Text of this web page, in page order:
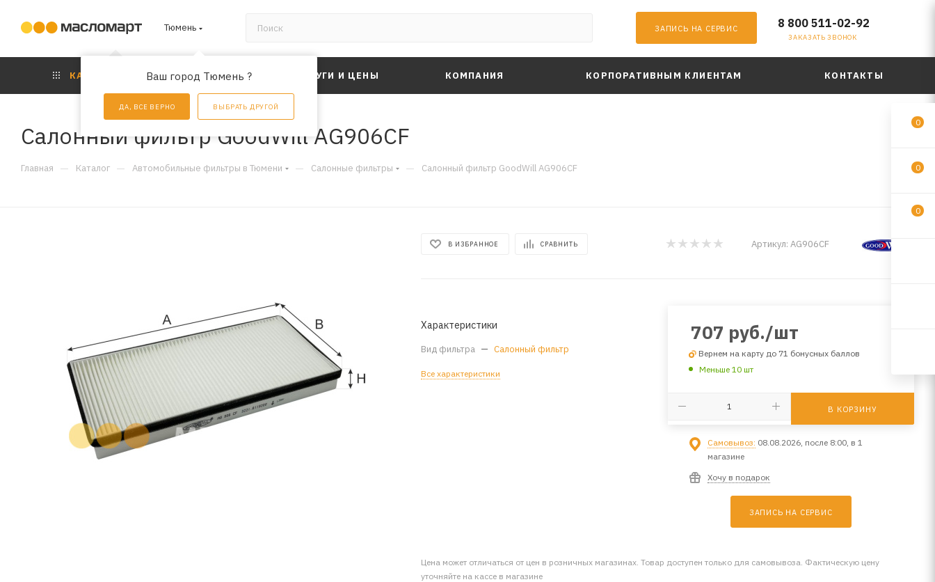
Тюмень
Ваш город Тюмень ?
ДА, ВСЕ ВЕРНО ВЫБРАТЬ ДРУГОЙ
ЗАПИСЬ НА СЕРВИС 8 800 511-02-92
ЗАКАЗАТЬ ЗВОНОК
КАТАЛОГ АКЦИИ УСЛУГИ И ЦЕНЫ КОМПАНИЯ КОРПОРАТИВНЫМ КЛИЕНТАМ КОНТАКТЫ
Салонный фильтр GoodWill AG906CF
Главная — Каталог — Автомобильные фильтры в Тюмени — Салонные фильтры — Салонный фильтр GoodWill AG906CF
В ИЗБРАННОЕ СРАВНИТЬ Артикул: AG906CF
Характеристики
Вид фильтра — Салонный фильтр
Все характеристики
707 руб./шт
Вернем на карту до 71 бонусных баллов
Меньше 10 шт
В КОРЗИНУ
Самовывоз: 08.08.2026, после 8:00, в 1
магазине
Хочу в подарок
ЗАПИСЬ НА СЕРВИС
Цена может отличаться от цен в розничных магазинах. Товар доступен только для самовывоза. Фактическую цену
уточняйте на кассе в магазине
0
0
0